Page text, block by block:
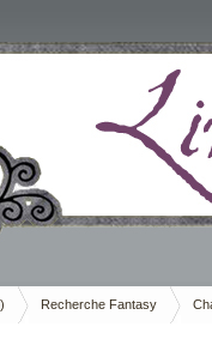
Recherche Fantasy